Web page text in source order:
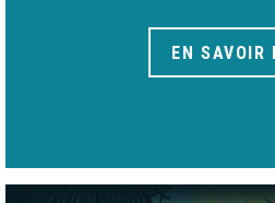
EN SAVOIR